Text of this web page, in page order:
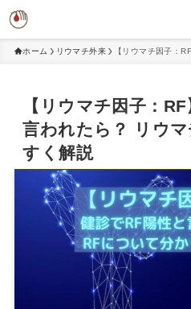
ホーム リウマチ外来 【リウマチ因子：
【リウマチ因子：
言われたら？ リウ
すく解説